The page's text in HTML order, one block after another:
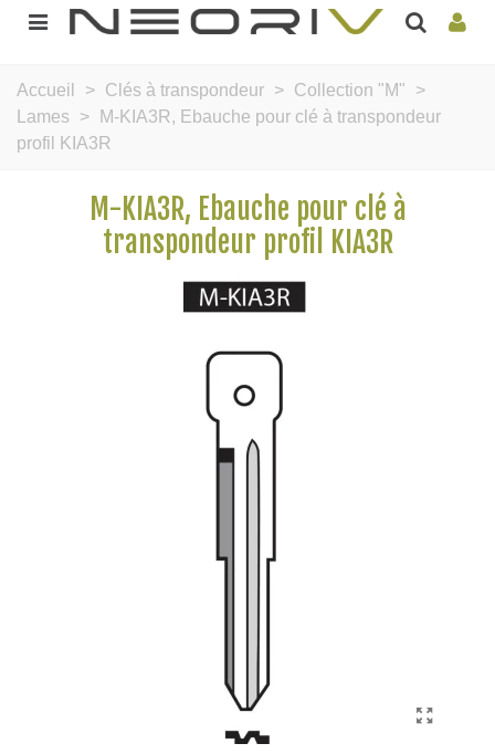
Accueil > Clés à transpondeur > Collection "M"
>
Lames
>
M-KIA3R, Ebauche pour clé à transpondeur
profil KIA3R
M-KIA3R, Ebauche pour clé à
transpondeur profil KIA3R